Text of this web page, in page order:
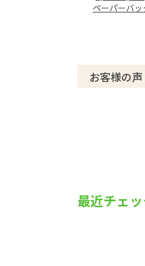
ペーパーバッ
お客様の声
最近チェ